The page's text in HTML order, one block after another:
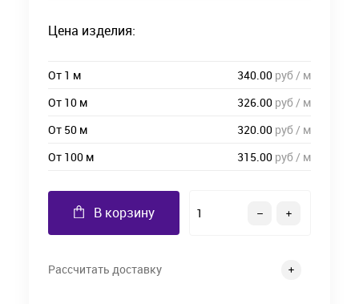
Цена изделия:
От 1 м 340.00 руб / м
От 10 м
326.00 руб / м
От 50 м
320.00 руб / м
От 100 м
315.00 руб / м
В корзину
Рассчитать доставку